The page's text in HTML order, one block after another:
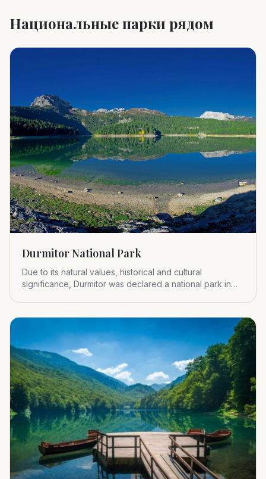
Национальные парки рядом
Durmitor National Park
Due to its natural values, historical and cultural
significance, Durmitor was declared a national park in